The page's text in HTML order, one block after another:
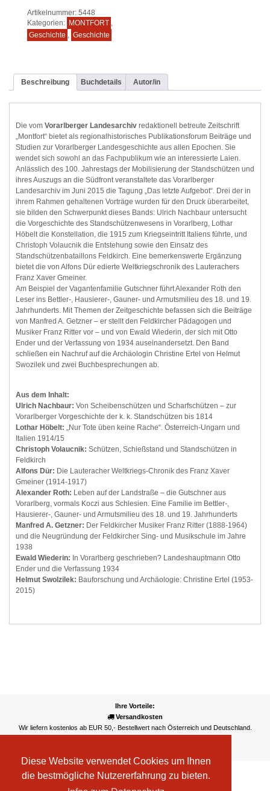
Diese Website verwendet Cookies um Ihnen
die bestmögliche Nutzererfahrung zu bieten.
Artikelnummer: 5448
Kategorien: MONTFORT ,
Geschichte , Geschichte
Beschreibung Buchdetails Autor/in
Die vom Vorarlberger Landesarchiv redaktionell betreute Zeitschrift
„Montfort“ bietet als regionalhistorisches Publikationsforum Beiträge und
Studien zur Vorarlberger Landesgeschichte aus allen Epochen. Sie
wendet sich sowohl an das Fachpublikum wie an interessierte Laien.
Anlässlich des 100. Jahrestags der Mobilisierung der Standschützen und
ihres Auszugs an die Südfront veranstaltete das Vorarlberger
Landesarchiv im Juni 2015 die Tagung „Das letzte Aufgebot“. Drei der in
ihrem Rahmen gehaltenen Vorträge wurden für den Druck überarbeitet,
sie bilden den Schwerpunkt dieses Bands: Ulrich Nachbaur untersucht
die Vorgeschichte des Standschützenwesens in Vorarlberg, Lothar
Höbelt die Konstellation, die 1915 zum Kriegseintritt Italiens führte, und
Christoph Volaucnik die Entstehung sowie den Einsatz des
Standschützenbataillons Feldkirch. Eine bemerkenswerte Ergänzung
bietet die von Alfons Dür edierte Weltkriegschronik des Lauterachers
Franz Xaver Gmeiner.
Am Beispiel der Vagantenfamilie Gutschner führt Alexander Roth den
Leser ins Bettler-, Hausierer-, Gauner- und Armutsmilieu des 18. und 19.
Jahrhunderts. Mit Themen der Zeitgeschichte befassen sich die Beiträge
von Manfred A. Getzner – er stellt den Feldkircher Pädagogen und
Musiker Franz Ritter vor – und von Ewald Wiederin, der sich mit Otto
Ender und der Verfassung von 1934 auseinandersetzt. Den Band
schließen ein Nachruf auf die Archäologin Christine Ertel von Helmut
Swozilek und zwei Buchbesprechungen ab.
Aus dem Inhalt:
Ulrich Nachbaur: Von Scheibenschützen und Scharfschützen – zur
Vorarlberger Vorgeschichte der k. k. Standschützen bis 1814
Lothar Höbelt: „Nur Tote üben keine Rache“. Österreich-Ungarn und
Italien 1914/15
Christoph Volaucnik: Schützen, Schießstand und Standschützen in
Feldkirch
Alfons Dür: Die Lauteracher Weltkriegs-Chronik des Franz Xaver
Gmeiner (1914-1917)
Alexander Roth: Leben auf der Landstraße – die Gutschner aus
Vorarlberg, vormals Koczi aus Schlesien. Eine Familie im Bettler-,
Hausierer-, Gauner- und Armutsmilieu des 18. und 19. Jahrhunderts
Manfred A. Getzner: Der Feldkircher Musiker Franz Ritter (1888-1964)
und die Neugründung der Feldkircher Sing- und Musikschule im Jahre
1938
Ewald Wiederin: In Vorarlberg geschrieben? Landeshauptmann Otto
Ender und die Verfassung 1934
Helmut Swolzilek: Bauforschung und Archäologie: Christine Ertel (1953-
2015)
Ihre Vorteile:
Versandkosten
Wir liefern kostenlos ab EUR 50,- Bestellwert nach Österreich und Deutschland.